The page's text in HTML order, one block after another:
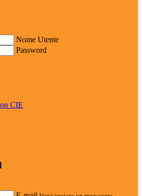
Nome Utente
Password
CIE